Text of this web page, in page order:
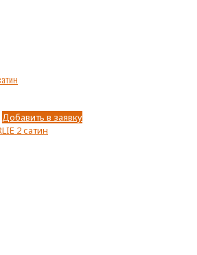
Добавить в заявку